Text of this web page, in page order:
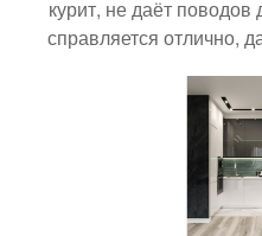
курит, не даёт
справляется отлично,